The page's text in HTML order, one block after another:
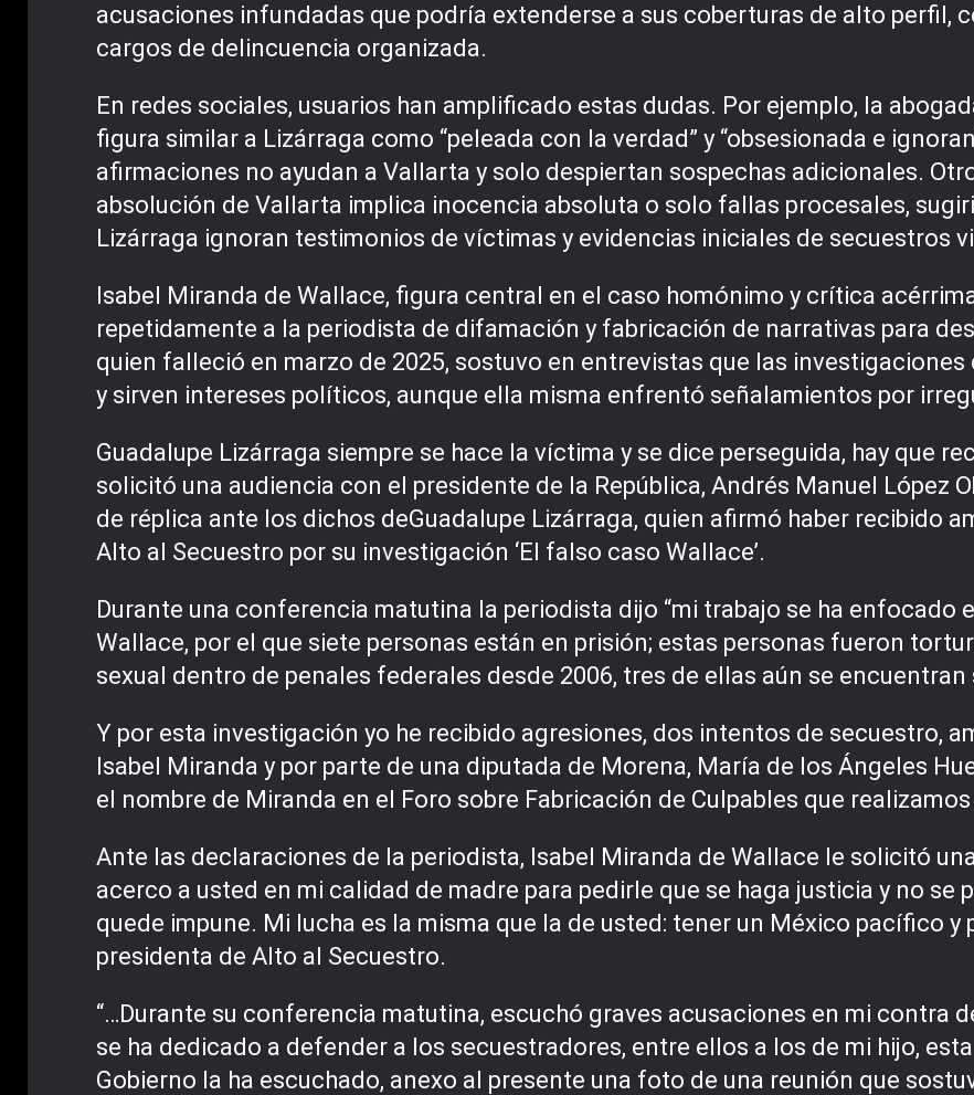
acusaciones infundadas que podría extenderse a sus coberturas de alto perfil,
cargos de delincuencia organizada.
En redes sociales, usuarios han amplificado estas dudas. Por ejemplo, la
figura similar a Lizárraga como “peleada con la verdad” y “obsesionada e
afirmaciones no ayudan a Vallarta y solo despiertan sospechas adicionales.
absolución de Vallarta implica inocencia absoluta o solo fallas procesales,
Lizárraga ignoran testimonios de víctimas y evidencias iniciales de secuestros
Isabel Miranda de Wallace, figura central en el caso homónimo y crítica
repetidamente a la periodista de difamación y fabricación de narrativas para
quien falleció en marzo de 2025, sostuvo en entrevistas que las
y sirven intereses políticos, aunque ella misma enfrentó señalamientos por
Guadalupe Lizárraga siempre se hace la víctima y se dice perseguida, hay que
solicitó una audiencia con el presidente de la República, Andrés Manuel López
de réplica ante los dichos deGuadalupe Lizárraga, quien afirmó haber recibido
Alto al Secuestro por su investigación ‘El falso caso Wallace’.
Durante una conferencia matutina la periodista dijo “mi trabajo se ha enfocado
Wallace, por el que siete personas están en prisión; estas personas fueron
sexual dentro de penales federales desde 2006, tres de ellas aún se encuentran
Y por esta investigación yo he recibido agresiones, dos intentos de secuestro,
Isabel Miranda y por parte de una diputada de Morena, María de los Ángeles
el nombre de Miranda en el Foro sobre Fabricación de Culpables que
Ante las declaraciones de la periodista, Isabel Miranda de Wallace le solicitó
acerco a usted en mi calidad de madre para pedirle que se haga justicia y no se
quede impune. Mi lucha es la misma que la de usted: tener un México pacífico y
presidenta de Alto al Secuestro.
“…Durante su conferencia matutina, escuchó graves acusaciones en mi contra
se ha dedicado a defender a los secuestradores, entre ellos a los de mi hijo,
Gobierno la ha escuchado, anexo al presente una foto de una reunión que